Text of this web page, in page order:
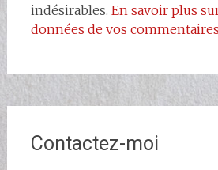
indésirables. En savoir plus
données de vos
Contactez-moi